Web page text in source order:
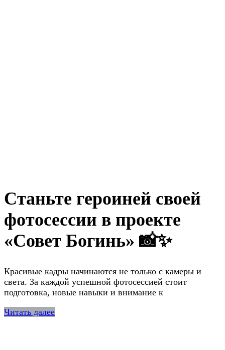
Станьте героиней своей
фотосессии в проекте
«Совет Богинь» 📸✨
Красивые кадры начинаются не только с камеры и
света. За каждой успешной фотосессией стоит
подготовка, новые навыки и внимание к
Читать далее